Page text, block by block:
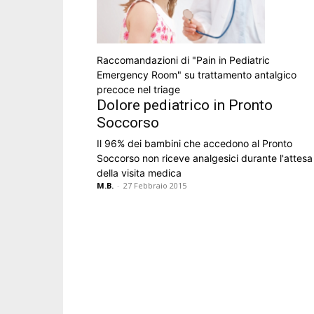
Raccomandazioni di "Pain in Pediatric
Emergency Room" su trattamento antalgico
precoce nel triage
Dolore pediatrico in Pronto
Soccorso
Il 96% dei bambini che accedono al Pronto
Soccorso non riceve analgesici durante l'attesa
della visita medica
M.B. - 27 Febbraio 2015